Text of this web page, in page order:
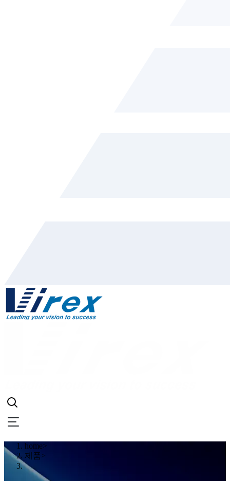
home>
제품>